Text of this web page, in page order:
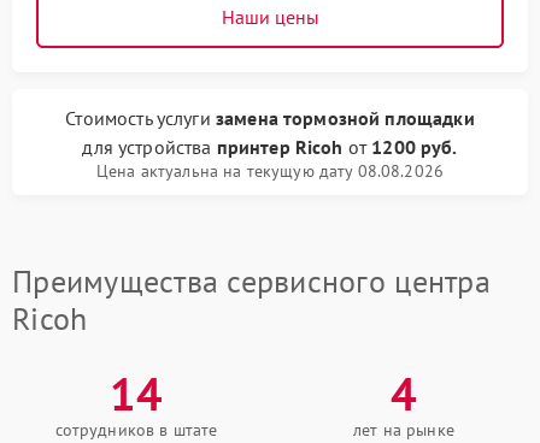
Наши цены
Стоимость услуги замена тормозной площадки
для устройства принтер Ricoh от 1200 руб.
Цена актуальна на текущую дату 08.08.2026
Преимущества сервисного центра
Ricoh
14
сотрудников в штате
4
лет на рынке